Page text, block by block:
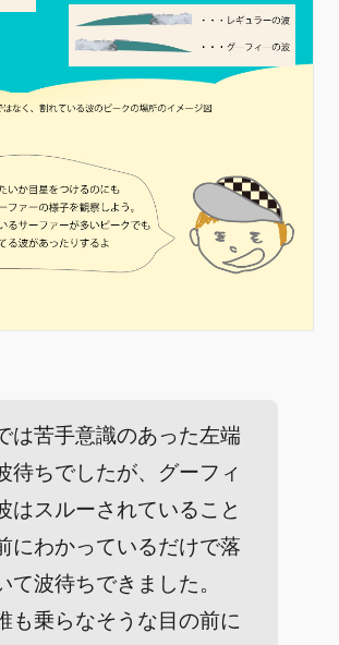
は苦手意識のあった左端
待ちでしたが、グーフィ
はスルーされていること
にわかっているだけで落
て波待ちできました。
も乗らなそうな目の前に